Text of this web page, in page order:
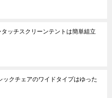
ッチスクリーンテントは簡単組立
ックチェアのワイドタイプはゆった